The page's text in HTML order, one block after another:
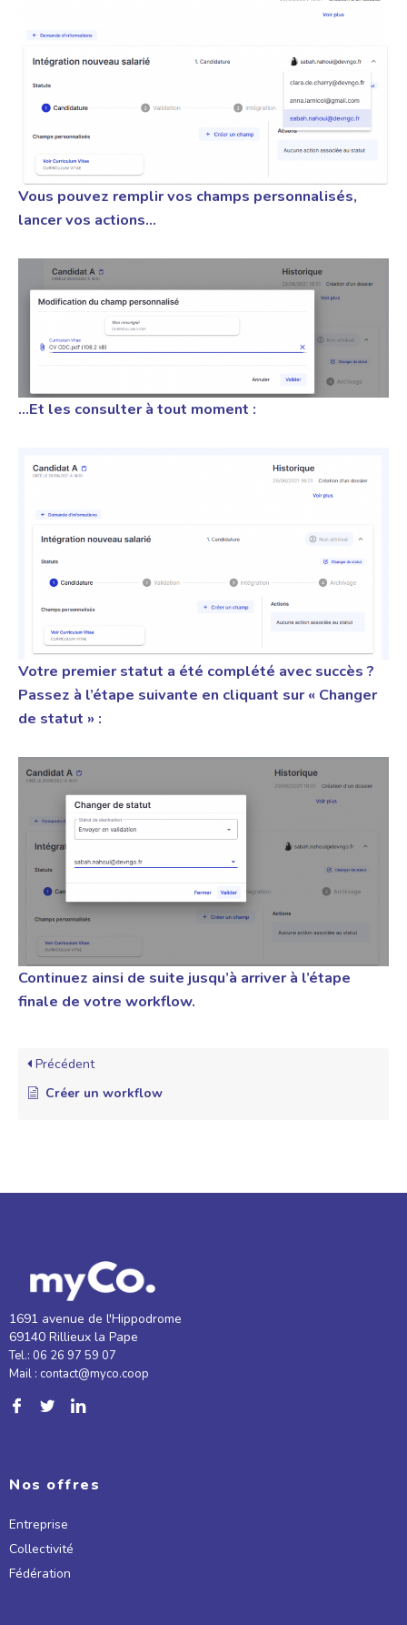
Vous pouvez remplir vos champs personnalisés,
lancer vos actions…
…Et les consulter à tout moment :
Votre premier statut a été complété avec succès ?
Passez à l’étape suivante en cliquant sur « Changer
de statut » :
Continuez ainsi de suite jusqu’à arriver à l’étape
finale de votre workflow.
Précédent
Créer un workflow
1691 avenue de l'Hippodrome
69140 Rillieux la Pape
Tel.: 06 26 97 59 07
Mail : contact@myco.coop
Nos offres
Entreprise
Collectivité
Fédération